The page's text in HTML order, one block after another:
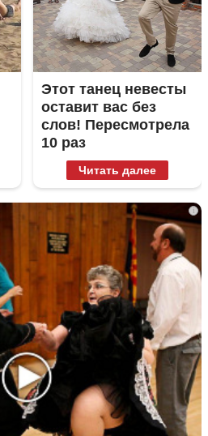
Этот танец невесты
оставит вас без
слов! Пересмотрела
10 раз
Читать далее
i